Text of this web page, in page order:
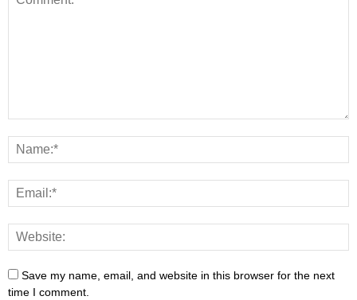
Save my name, email, and website in this browser for the next
time I comment.